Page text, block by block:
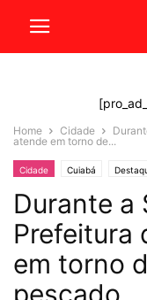
Home Cidade
atende em torno de...
Cidade Cuiabá
Durante a
Prefeitura
em torno